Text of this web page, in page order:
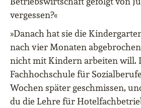
vergessen?«
»Danach hat sie die
nach vier Monaten
nicht mit Kindern arbeiten will.
Fachhochschule für
Wochen später geschmissen,
du die Lehre für